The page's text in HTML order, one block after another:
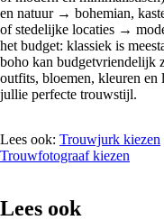
en natuur → bohemian,
of stedelijke locaties →
het budget: klassiek is
boho kan budgetvriendelijk
outfits, bloemen, kleuren
jullie perfecte trouwstijl.
Lees ook: Trouwjurk kiezen
Trouwfotograaf kiezen
Lees ook